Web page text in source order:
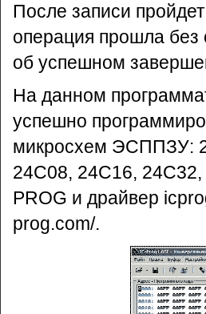
После записи
операция прошла
об успешном
На данном
успешно
микросхем ЭСППЗУ:
24C08, 24C16,
PROG и драйвер
prog.com/.